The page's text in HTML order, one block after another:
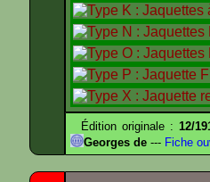
Édition originale : 12/
Georges de --- Fiche